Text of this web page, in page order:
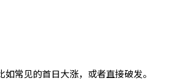
常见的首日大涨，或者直接破发。